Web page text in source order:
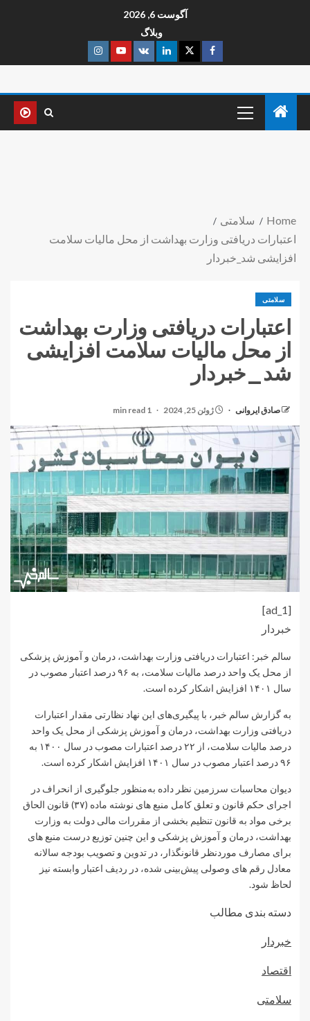
آگوست 6, 2026
وبلاگ
Home
سلامتی
اعتبارات دریافتی وزارت بهداشت از محل مالیات سلامت
افزایشی شد_خبردار
سلامتی
اعتبارات دریافتی وزارت بهداشت
از محل مالیات سلامت افزایشی
شد_خبردار
صادق ایروانی ژوئن 25, 2024 1 min read
[ad_1]
خبردار
سالم خبر: اعتبارات دریافتی وزارت بهداشت، درمان و آموزش پزشکی
از محل یک واحد درصد مالیات سلامت، به ۹۶ درصد اعتبار مصوب در
سال ۱۴۰۱ افزایش اشکار کرده است.
به گزارش سالم خبر، با پیگیری‌های این نهاد نظارتی مقدار اعتبارات
دریافتی وزارت بهداشت، درمان و آموزش پزشکی از محل یک واحد
درصد مالیات سلامت، از ۲۲ درصد اعتبارات مصوب در سال ۱۴۰۰ به
۹۶ درصد اعتبار مصوب در سال ۱۴۰۱ افزایش اشکار کرده است.
دیوان محاسبات سرزمین نظر داده به‌منظور جلوگیری از انحراف در
اجرای حکم قانون و تعلق کامل منبع های نوشته ماده (۳۷) قانون الحاق
برخی مواد به قانون تنظیم بخشی از مقررات مالی دولت به وزارت
بهداشت، درمان و آموزش پزشکی و این چنین توزیع درست منبع های
برای مصارف موردنظر قانونگذار، در تدوین و تصویب بودجه سالانه
معادل رقم های وصولی پیش‌بینی شده، در ردیف اعتبار وابسته نیز
لحاظ شود.
دسته بندی مطالب
خبردار
اقتصاد
سلامتی